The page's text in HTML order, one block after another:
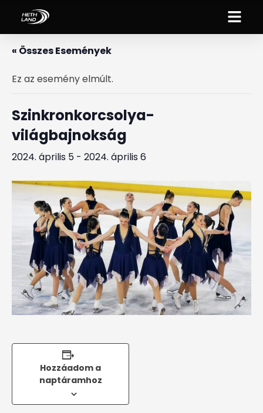
« Összes Események
Ez az esemény elmúlt.
Szinkronkorcsolya-
világbajnokság
2024. április 5 - 2024. április 6
Hozzáadom a
naptáramhoz